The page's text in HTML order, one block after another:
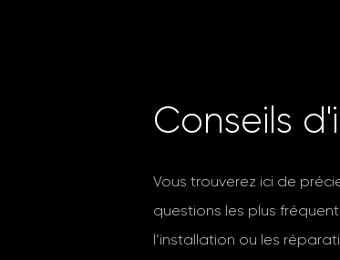
Consei s d'i
Vous trouverez ici de
questions les plus
l’installation ou les